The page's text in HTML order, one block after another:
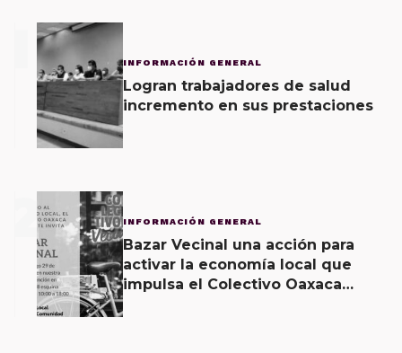
INFORMACIÓN GENERAL
Logran trabajadores de salud
incremento en sus prestaciones
2 INFORMACIÓN GENERAL
Bazar Vecinal una acción para
activar la economía local que
impulsa el Colectivo Oaxaca